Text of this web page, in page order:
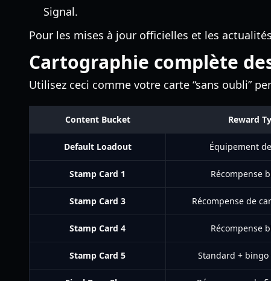
Signal.
Pour les mises à jour officielles et les
Cartographie complète
Utilisez ceci comme votre carte “sans oubli”
Content Bucket Reward
Default Loadout Équipement
Stamp Card 1 Récompense
Stamp Card 3 Récompense de
Stamp Card 4 Récompense
Stamp Card 5 Standard + bingo